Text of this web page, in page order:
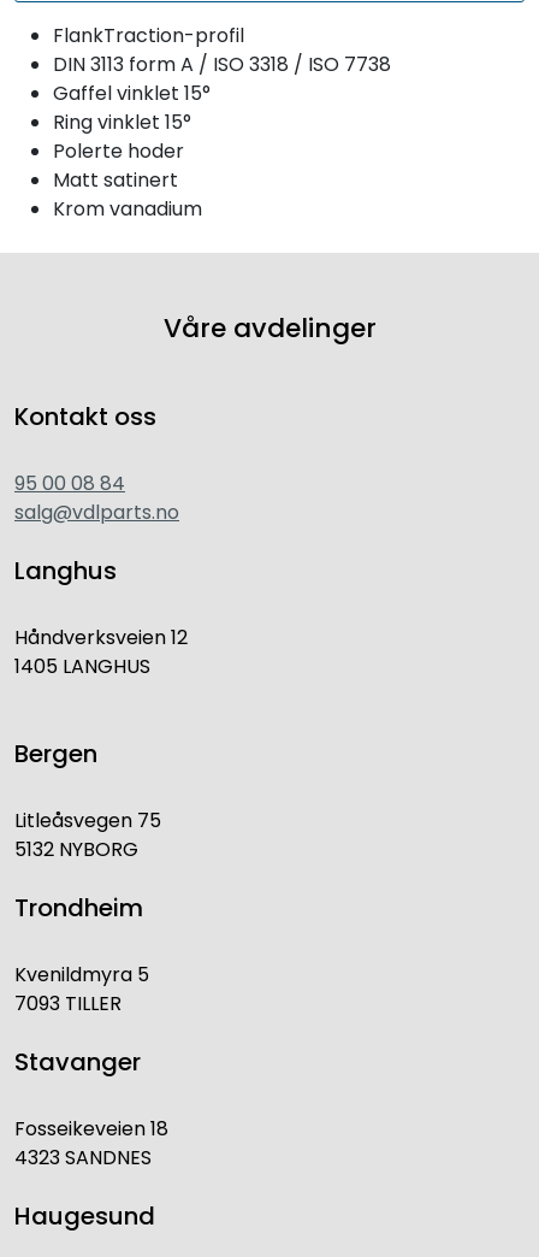
FlankTraction-profil
DIN 3113 form A / ISO 3318 / ISO 7738
Gaffel vinklet 15°
Ring vinklet 15°
Polerte hoder
Matt satinert
Krom vanadium
Våre avdelinger
Kontakt oss
95 00 08 84
salg@vdlparts.no
Langhus
Håndverksveien 12
1405 LANGHUS
Bergen
Litleåsvegen 75
5132 NYBORG
Trondheim
Kvenildmyra 5
7093 TILLER
Stavanger
Fosseikeveien 18
4323 SANDNES
Haugesund